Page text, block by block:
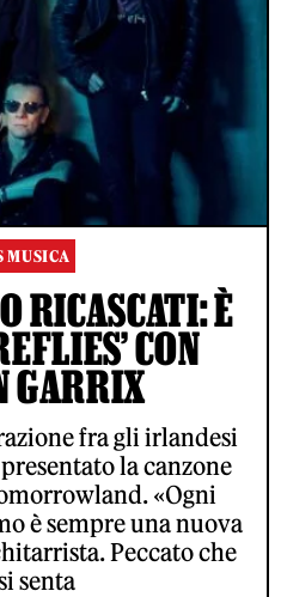
MUSICA
RICASCATI: È
CON
GARRIX
fra gli irlandesi
la canzone
«Ogni
è sempre una nuova
Peccato che
senta